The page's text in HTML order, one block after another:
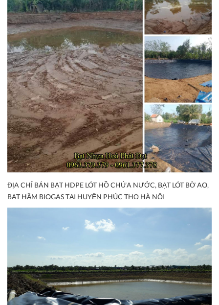
ĐỊA CHỈ BÁN BẠT HDPE LÓT HỒ CHỨA NƯỚC, BẠT LÓT BỜ AO,
BẠT HẦM BIOGAS TẠI HUYỆN PHÚC THỌ HÀ NỘI